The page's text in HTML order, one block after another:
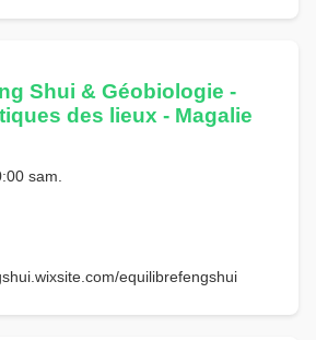
Shui & Géobiologie -
des lieux - Magalie
sam.
equilibrefengshui